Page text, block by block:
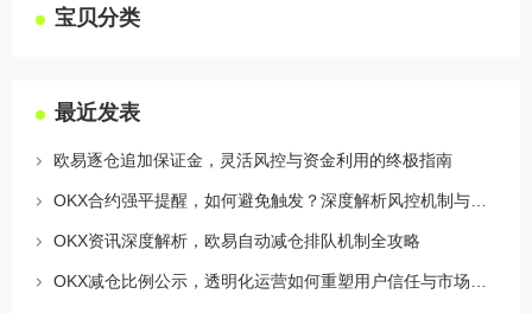
宝贝分类
最近发表
欧易逐仓追加保证金，灵活风控与资金利用的终极指南
OKX资讯深度解析，欧易自动减仓排队机制全攻略